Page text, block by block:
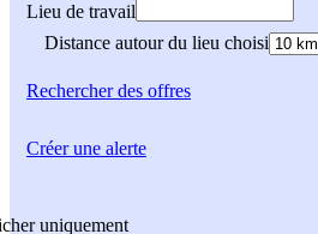
Lieu de travail
Distance autour du lieu choisi
Rechercherdes offres
uniquement
Créer une alerte